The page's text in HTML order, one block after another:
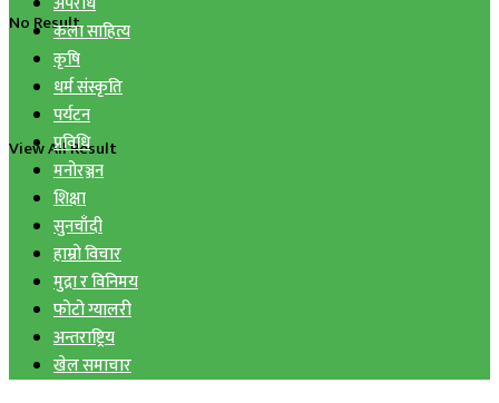
No Result
View All Result
कला साहित्य
कृषि
धर्म संस्कृति
पर्यटन
प्रविधि
मनोरञ्जन
शिक्षा
सुनचाँदी
हाम्रो विचार
मुद्रा र विनिमय
फोटो ग्यालरी
अन्तराष्ट्रिय
खेल समाचार